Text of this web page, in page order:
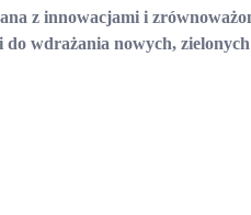
z innowacjami i
do wdrażania nowych,